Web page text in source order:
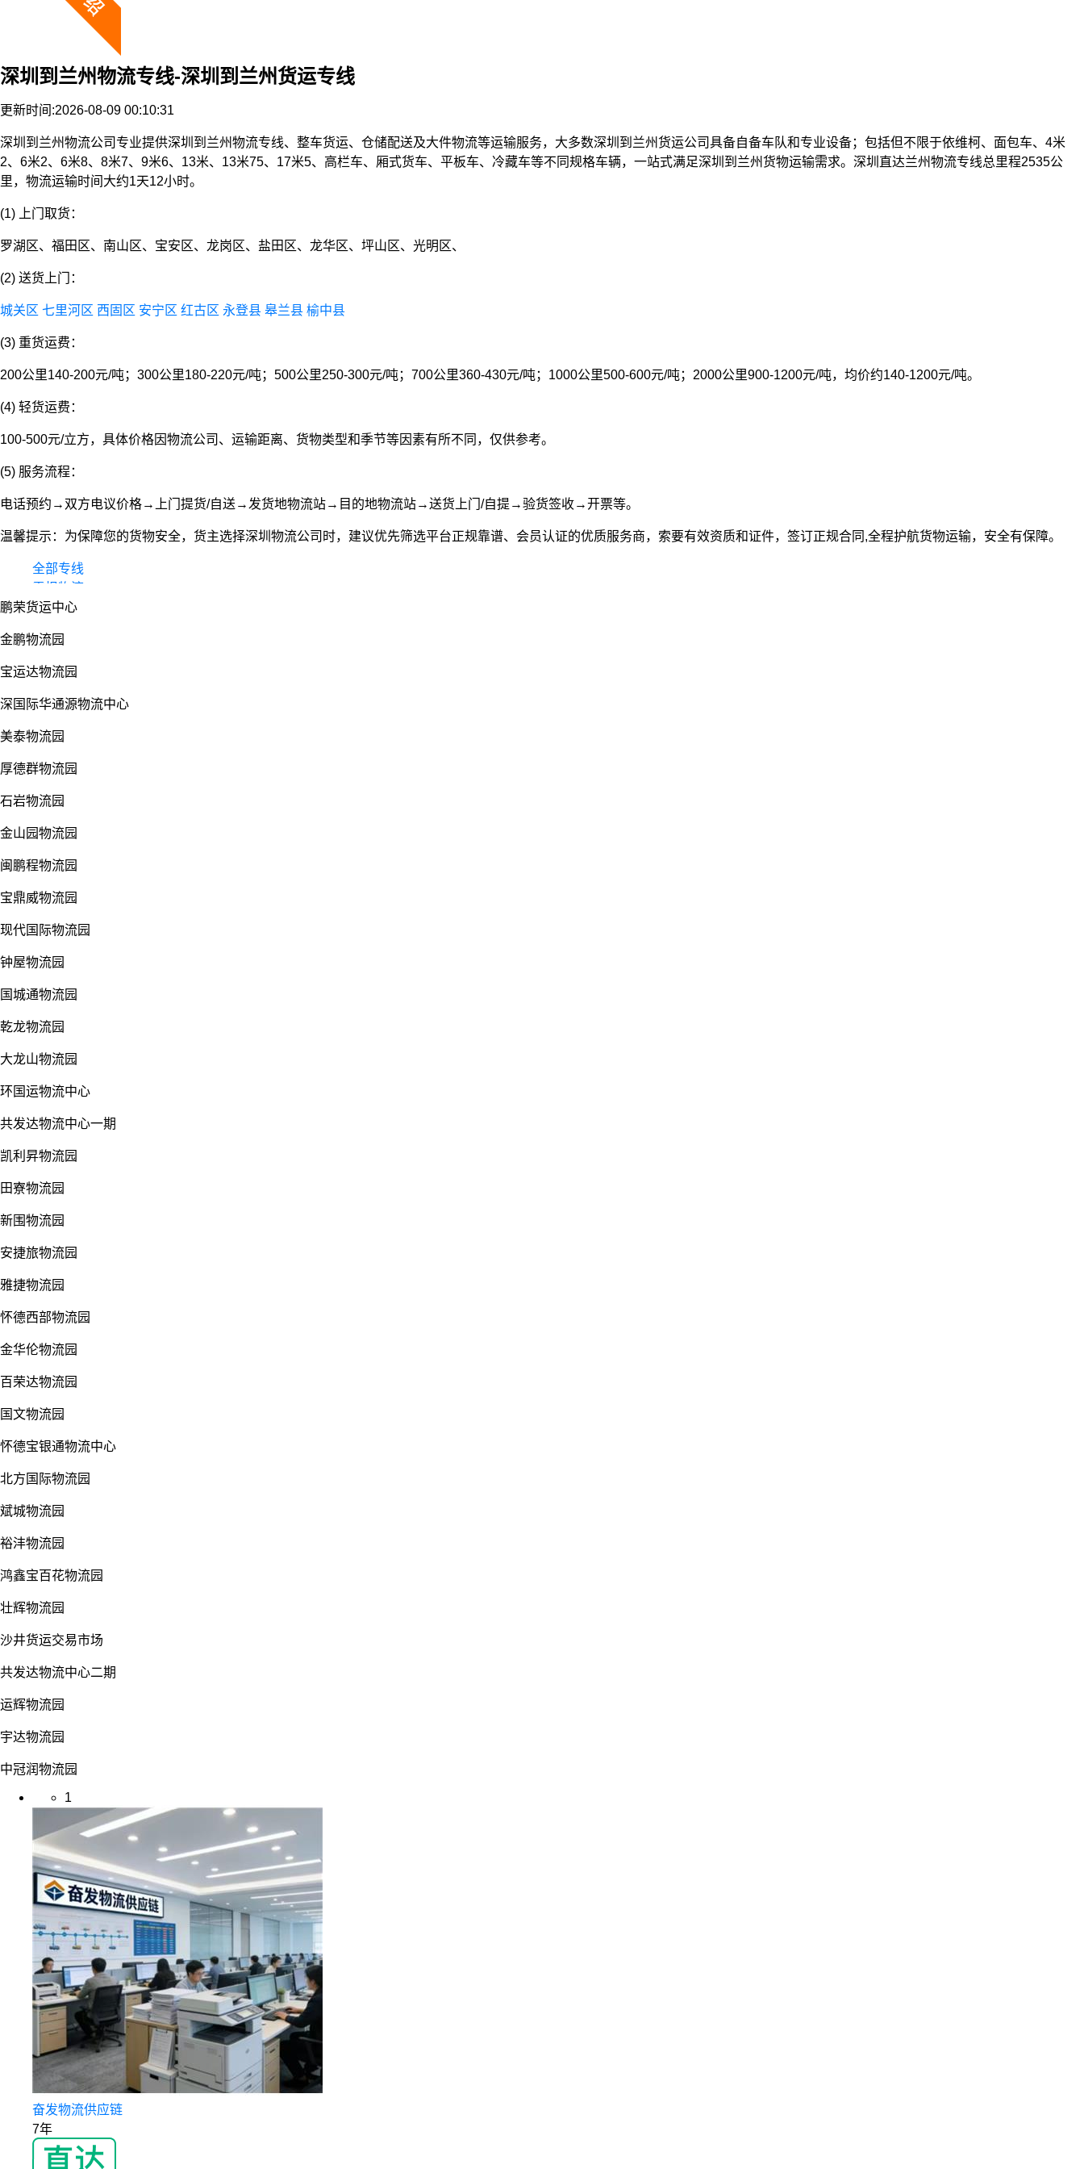
深圳到兰州物流专线-深圳到兰州货运专线
更新时间:2026-08-09 00:10:31
深圳到兰州物流公司专业提供深圳到兰州物流专线、整车货运、仓储配送及大件物流等运输服务，大多数深圳到兰州货运公司具备自备车队和专业设备；包括但不限于依维柯、面包车、4米
2、6米2、6米8、8米7、9米6、13米、13米75、17米5、高栏车、厢式货车、平板车、冷藏车等不同规格车辆，一站式满足深圳到兰州货物运输需求。深圳直达兰州物流专线总里程2535公
里，物流运输时间大约1天12小时。
(1) 上门取货：
罗湖区、福田区、南山区、宝安区、龙岗区、盐田区、龙华区、坪山区、光明区、
(2) 送货上门：
城关区 七里河区 西固区 安宁区 红古区 永登县 皋兰县 榆中县
(3) 重货运费：
200公里140-200元/吨；300公里180-220元/吨；500公里250-300元/吨；700公里360-430元/吨；1000公里500-600元/吨；2000公里900-1200元/吨，均价约140-1200元/吨。
(4) 轻货运费：
100-500元/立方，具体价格因物流公司、运输距离、货物类型和季节等因素有所不同，仅供参考。
(5) 服务流程：
电话预约→双方电议价格→上门提货/自送→发货地物流站→目的地物流站→送货上门/自提→验货签收→开票等。
温馨提示：为保障您的货物安全，货主选择深圳物流公司时，建议优先筛选平台正规靠谱、会员认证的优质服务商，索要有效资质和证件，签订正规合同,全程护航货物运输，安全有保障。
全部专线
零担物流
整车货运
鹏荣货运中心
金鹏物流园
宝运达物流园
深国际华通源物流中心
美泰物流园
厚德群物流园
石岩物流园
金山园物流园
闽鹏程物流园
宝鼎威物流园
现代国际物流园
钟屋物流园
国城通物流园
乾龙物流园
大龙山物流园
环国运物流中心
共发达物流中心一期
凯利昇物流园
田寮物流园
新围物流园
安捷旅物流园
雅捷物流园
怀德西部物流园
金华伦物流园
百荣达物流园
国文物流园
怀德宝银通物流中心
北方国际物流园
斌城物流园
裕沣物流园
鸿鑫宝百花物流园
壮辉物流园
沙井货运交易市场
共发达物流中心二期
运辉物流园
宇达物流园
中冠润物流园
1
奋发物流供应链
7年